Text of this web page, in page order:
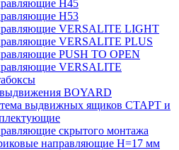
H45
H53
VERSALITE LIGHT
VERSALITE PLUS
PUSH TO OPEN
VERSALITE
BOYARD
выдвижных ящиков СТАРТ и
скрытого монтажа
направляющие H=17 мм